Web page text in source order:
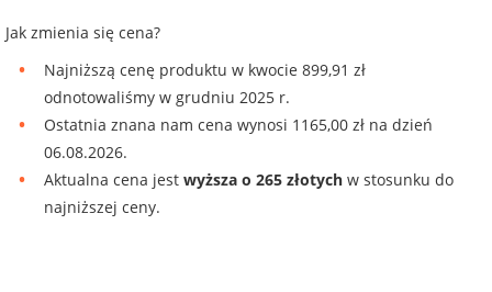
Jak zmienia się cena?
Najniższą cenę produktu w kwocie 899,91 zł
odnotowaliśmy w grudniu 2025 r.
Ostatnia znana nam cena wynosi 1165,00 zł na dzień
06.08.2026.
Aktualna cena jest wyższa o 265 złotych w stosunku do
najniższej ceny.